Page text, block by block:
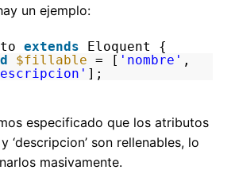
un ejemplo:
extends
Eloquent {
$fillable = [ 'nombre' ,
];
especificado que los atributos
y ‘descripcion’ son rellenables, lo
masivamente.